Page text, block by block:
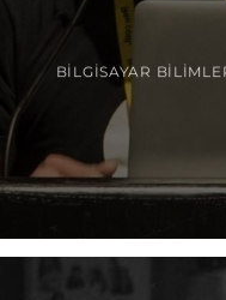
BILGISAYAR